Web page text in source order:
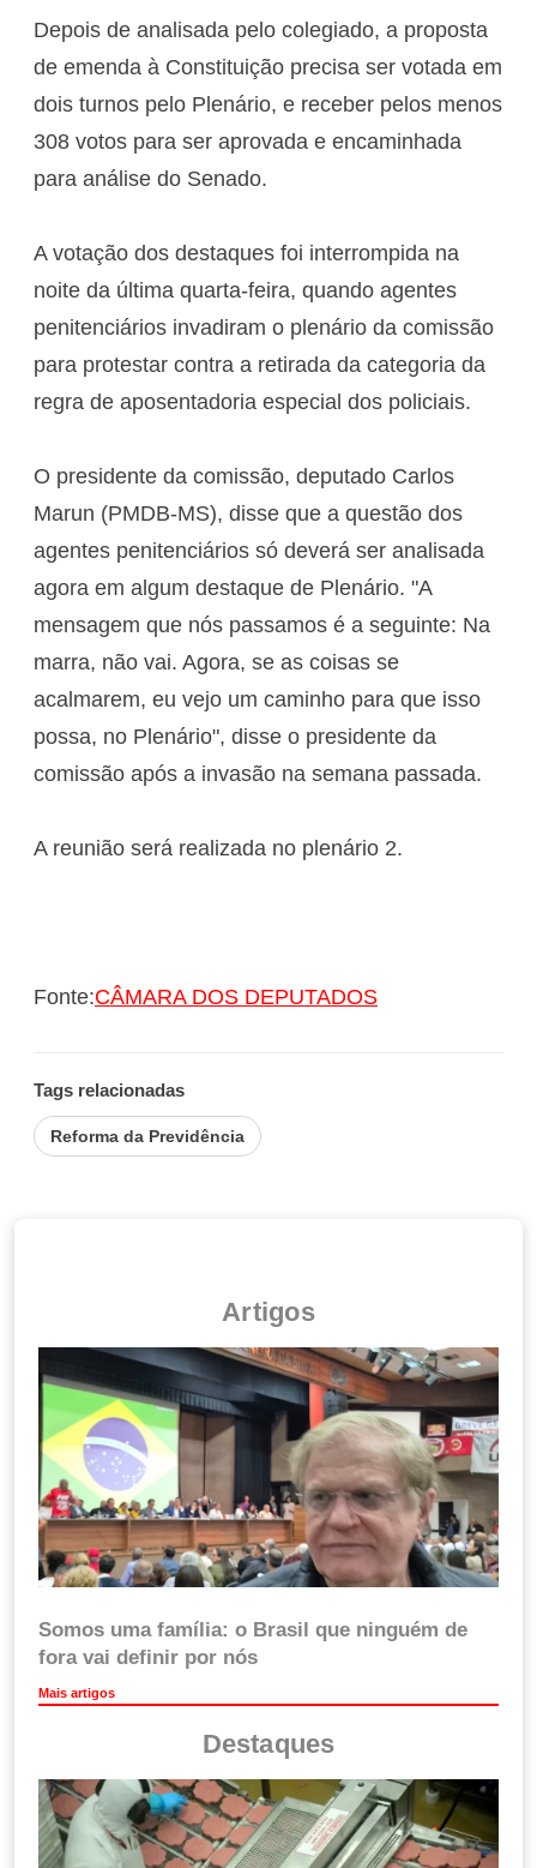
Depois de analisada pelo colegiado, a proposta
de emenda à Constituição precisa ser votada em
dois turnos pelo Plenário, e receber pelos menos
308 votos para ser aprovada e encaminhada
para análise do Senado.
A votação dos destaques foi interrompida na
noite da última quarta-feira, quando agentes
penitenciários invadiram o plenário da comissão
para protestar contra a retirada da categoria da
regra de aposentadoria especial dos policiais.
O presidente da comissão, deputado Carlos
Marun (PMDB-MS), disse que a questão dos
agentes penitenciários só deverá ser analisada
agora em algum destaque de Plenário. "A
mensagem que nós passamos é a seguinte: Na
marra, não vai. Agora, se as coisas se
acalmarem, eu vejo um caminho para que isso
possa, no Plenário", disse o presidente da
comissão após a invasão na semana passada.
A reunião será realizada no plenário 2.
Fonte:CÂMARA DOS DEPUTADOS
Tags relacionadas
Reforma da Previdência
Artigos
Somos uma família: o Brasil que ninguém de
fora vai definir por nós
Mais artigos
Destaques